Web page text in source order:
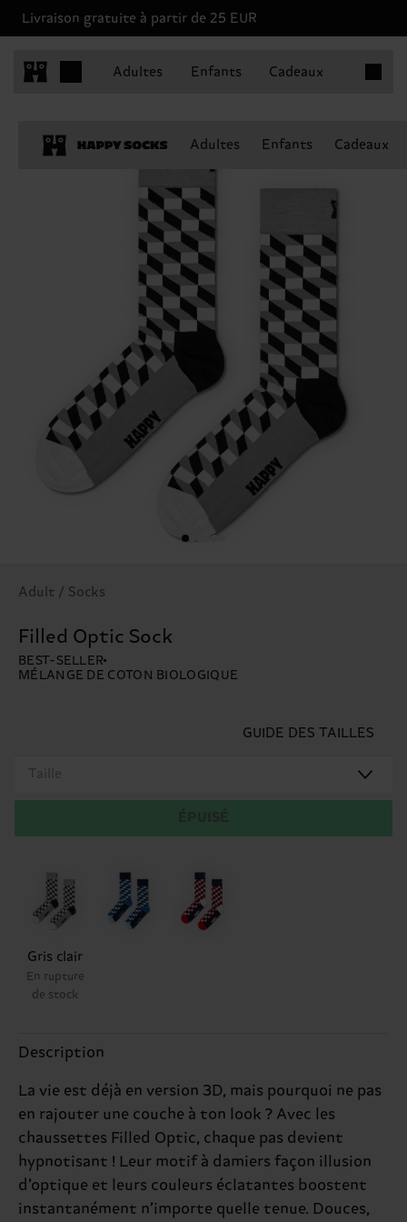
Livraison gratuite à partir de 25 EUR
Adultes Enfants Cadeaux
Adultes Enfants Cadeaux
Adult / Socks
Filled Optic Sock
BEST-SELLER
MÉLANGE DE COTON BIOLOGIQUE
GUIDE DES TAILLES
Taille
Gris clair
En rupture
de stock
Description
La vie est déjà en version 3D, mais pourquoi ne pas
en rajouter une couche à ton look ? Avec les
chaussettes Filled Optic, chaque pas devient
hypnotisant ! Leur motif à damiers façon illusion
d’optique et leurs couleurs éclatantes boostent
instantanément n’importe quelle tenue. Douces,